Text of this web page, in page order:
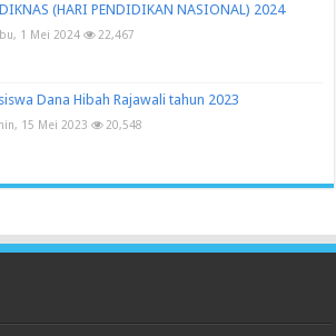
(HARI PENDIDIKAN NASIONAL) 2024
1 Mei 2024 22,467
Dana Hibah Rajawali tahun 2023
15 Mei 2023 20,548